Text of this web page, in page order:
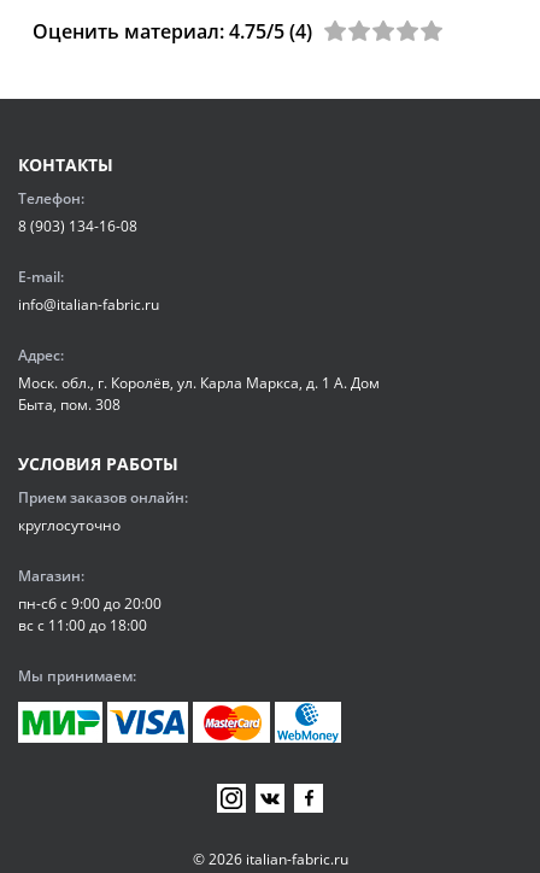
Оценить материал:4.75/5 (4)
© 2026 italian-fabric.ru
КОНТАКТЫ
Телефон:
8 (903) 134-16-08
E-mail:
info@italian-fabric.ru
Адрес:
Моск. обл., г. Королёв, ул. Карла Маркса, д. 1 А. Дом
Быта, пом. 308
УСЛОВИЯ РАБОТЫ
Прием заказов онлайн:
круглосуточно
Магазин:
пн-сб с 9:00 до 20:00
вс с 11:00 до 18:00
Мы принимаем: